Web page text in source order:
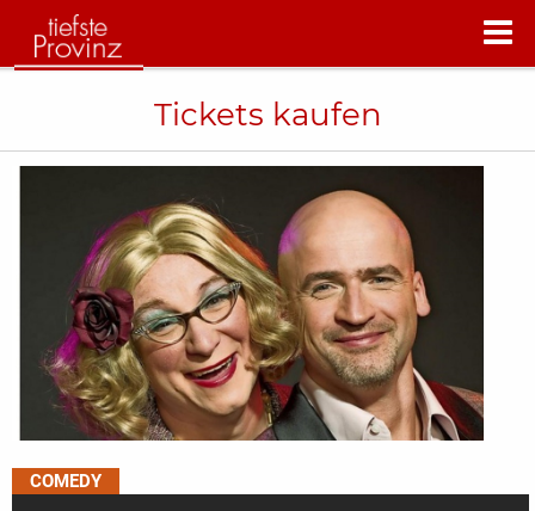
Tickets kaufen
COMEDY